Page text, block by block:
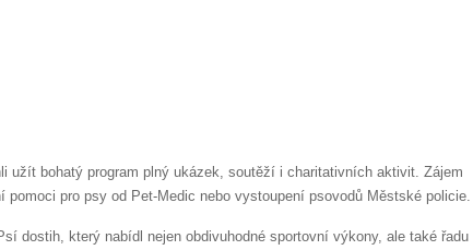
užít bohatý program plný ukázek, soutěží i charitativních aktivit. Zájem
pomoci pro psy od Pet-Medic nebo vystoupení psovodů Městské policie.
dostih, který nabídl nejen obdivuhodné sportovní výkony, ale také řadu